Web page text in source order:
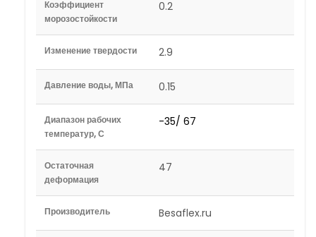
Коэффициент
морозостойкости
0.2
Изменение твердости 2.9
Давление воды, МПа 0.15
Диапазон рабочих
температур, С
-35/ 67
Остаточная
деформация
47
Производитель Besaflex.ru